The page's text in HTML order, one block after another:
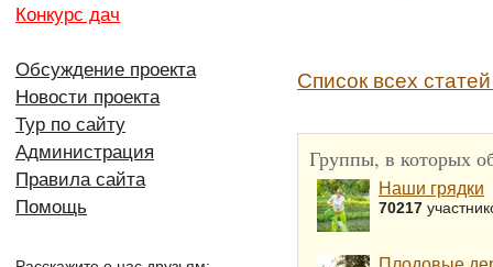
Список всех
Группы, в которых
Наши грядки
70217
Конкурс дач
Обсуждение проекта
Новости проекта
Тур по сайту
Администрация
Правила сайта
Помощь